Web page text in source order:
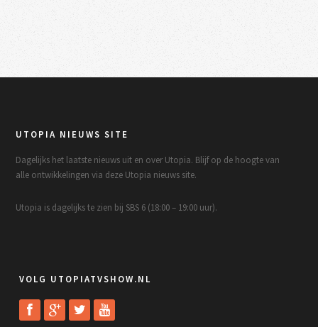
UTOPIA NIEUWS SITE
Dagelijks het laatste nieuws uit en over Utopia. Blijf op de hoogte van
alle ontwikkelingen via deze Utopia nieuws site.
Utopia is dagelijks te zien bij SBS 6 (18:00 – 19:00 uur).
VOLG UTOPIATVSHOW.NL